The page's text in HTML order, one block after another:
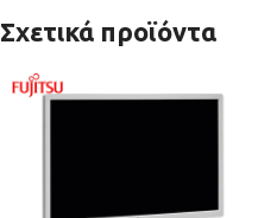
Σχετικά προϊόντα